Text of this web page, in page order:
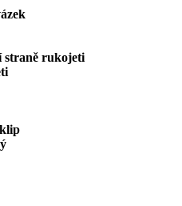
straně rukojeti